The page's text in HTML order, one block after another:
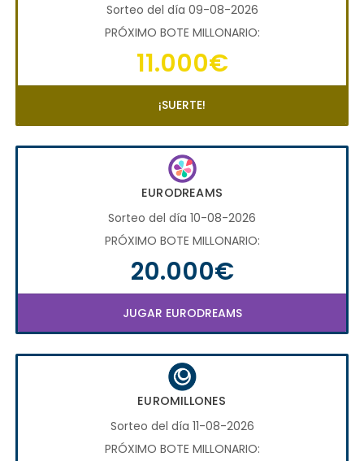
Sorteo del día 09-08-2026
PRÓXIMO BOTE MILLONARIO:
11.000€
¡SUERTE!
EURODREAMS
Sorteo del día 10-08-2026
PRÓXIMO BOTE MILLONARIO:
20.000€
JUGAR EURODREAMS
EUROMILLONES
Sorteo del día 11-08-2026
PRÓXIMO BOTE MILLONARIO: